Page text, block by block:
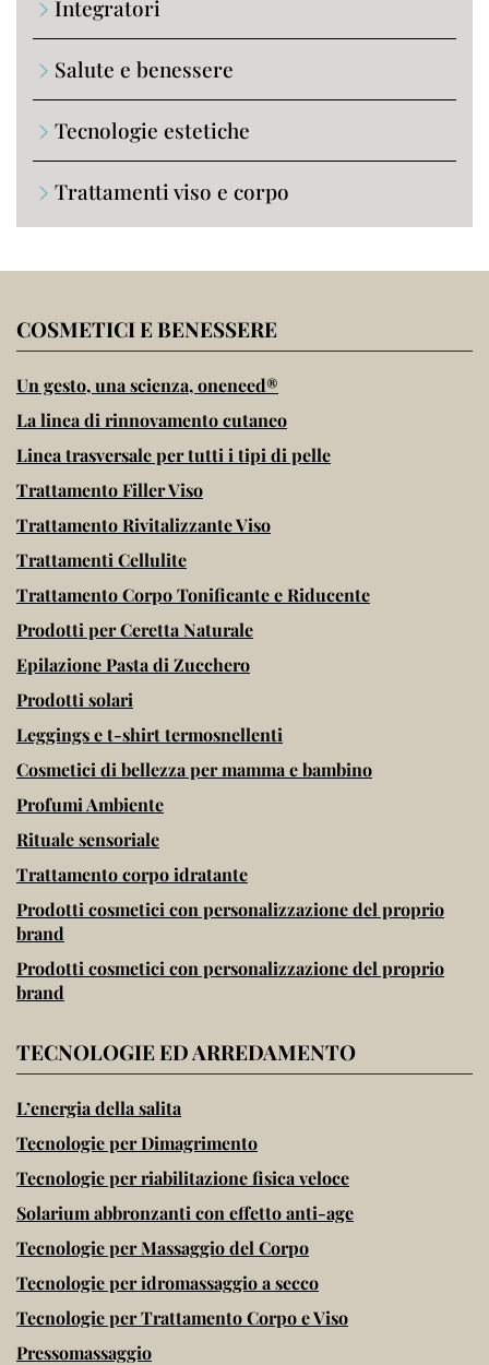
Integratori
Salute e benessere
Tecnologie estetiche
Trattamenti viso e corpo
COSMETICI E BENESSERE
Un gesto, una scienza, oneneed®
La linea di rinnovamento cutaneo
Linea trasversale per tutti i tipi di pelle
Trattamento Filler Viso
Trattamento Rivitalizzante Viso
Trattamenti Cellulite
Trattamento Corpo Tonificante e Riducente
Prodotti per Ceretta Naturale
Epilazione Pasta di Zucchero
Prodotti solari
Leggings e t-shirt termosnellenti
Cosmetici di bellezza per mamma e bambino
Profumi Ambiente
Rituale sensoriale
Trattamento corpo idratante
Prodotti cosmetici con personalizzazione del proprio
brand
Prodotti cosmetici con personalizzazione del proprio
brand
TECNOLOGIE ED ARREDAMENTO
L’energia della salita
Tecnologie per Dimagrimento
Tecnologie per riabilitazione fisica veloce
Solarium abbronzanti con effetto anti-age
Tecnologie per Massaggio del Corpo
Tecnologie per idromassaggio a secco
Tecnologie per Trattamento Corpo e Viso
Pressomassaggio